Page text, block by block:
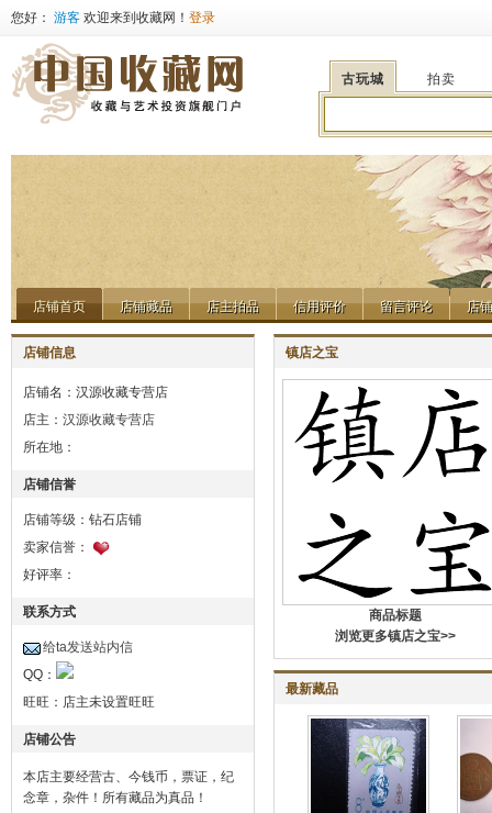
您好： 游客 欢迎来到收藏网！ 登录
古玩城 拍卖
店铺首页
店铺首页 店铺藏品
店铺藏品 店主拍品
店主拍品 信用评价
信用评价 留言评论
留言评论 店
店
店铺信息
店铺名：汉源收藏专营店
店主： 汉源收藏专营店
所在地：
店铺信誉
店铺等级：钻石店铺
卖家信誉：
好评率：
联系方式
给ta发送站内信
QQ：
旺旺： 店主未设置旺旺
店铺公告
本店主要经营古、今钱币，票证，纪
念章，杂件！所有藏品为真品！
镇店之宝
商品标题
浏览更多镇店之宝>>
最新藏品